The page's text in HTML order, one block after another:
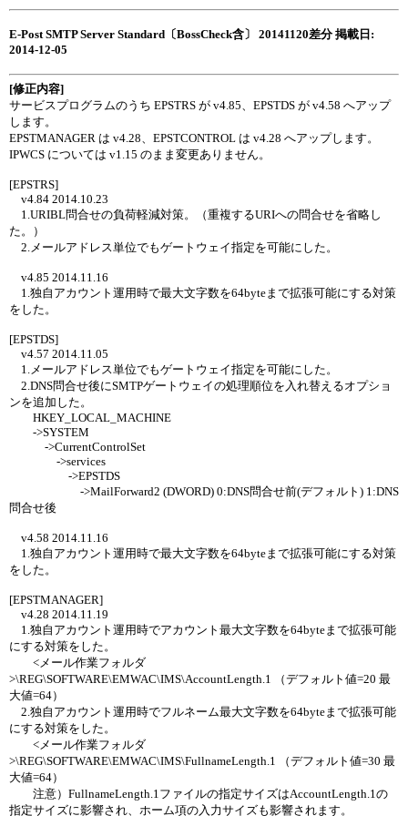
E-Post SMTP Server Standard〔BossCheck含〕 20141120差分 掲載日:
2014-12-05
[修正内容]
サービスプログラムのうち EPSTRS が v4.85、EPSTDS が v4.58 へアップ
します。
EPSTMANAGER は v4.28、EPSTCONTROL は v4.28 へアップします。
IPWCS については v1.15 のまま変更ありません。
[EPSTRS]
v4.84 2014.10.23
1.URIBL問合せの負荷軽減対策。（重複するURIへの問合せを省略し
た。）
2.メールアドレス単位でもゲートウェイ指定を可能にした。
v4.85 2014.11.16
1.独自アカウント運用時で最大文字数を64byteまで拡張可能にする対策
をした。
[EPSTDS]
v4.57 2014.11.05
1.メールアドレス単位でもゲートウェイ指定を可能にした。
2.DNS問合せ後にSMTPゲートウェイの処理順位を入れ替えるオプショ
ンを追加した。
HKEY_LOCAL_MACHINE
->SYSTEM
->CurrentControlSet
->services
->EPSTDS
->MailForward2 (DWORD) 0:DNS問合せ前(デフォルト) 1:DNS
問合せ後
v4.58 2014.11.16
1.独自アカウント運用時で最大文字数を64byteまで拡張可能にする対策
をした。
[EPSTMANAGER]
v4.28 2014.11.19
1.独自アカウント運用時でアカウント最大文字数を64byteまで拡張可能
にする対策をした。
<メール作業フォルダ
>\REG\SOFTWARE\EMWAC\IMS\AccountLength.1 （デフォルト値=20 最
大値=64）
2.独自アカウント運用時でフルネーム最大文字数を64byteまで拡張可能
にする対策をした。
<メール作業フォルダ
>\REG\SOFTWARE\EMWAC\IMS\FullnameLength.1 （デフォルト値=30 最
大値=64）
注意）FullnameLength.1ファイルの指定サイズはAccountLength.1の
指定サイズに影響され、ホーム項の入力サイズも影響されます。